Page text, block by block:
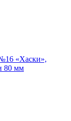
«Хаски»,
80 мм